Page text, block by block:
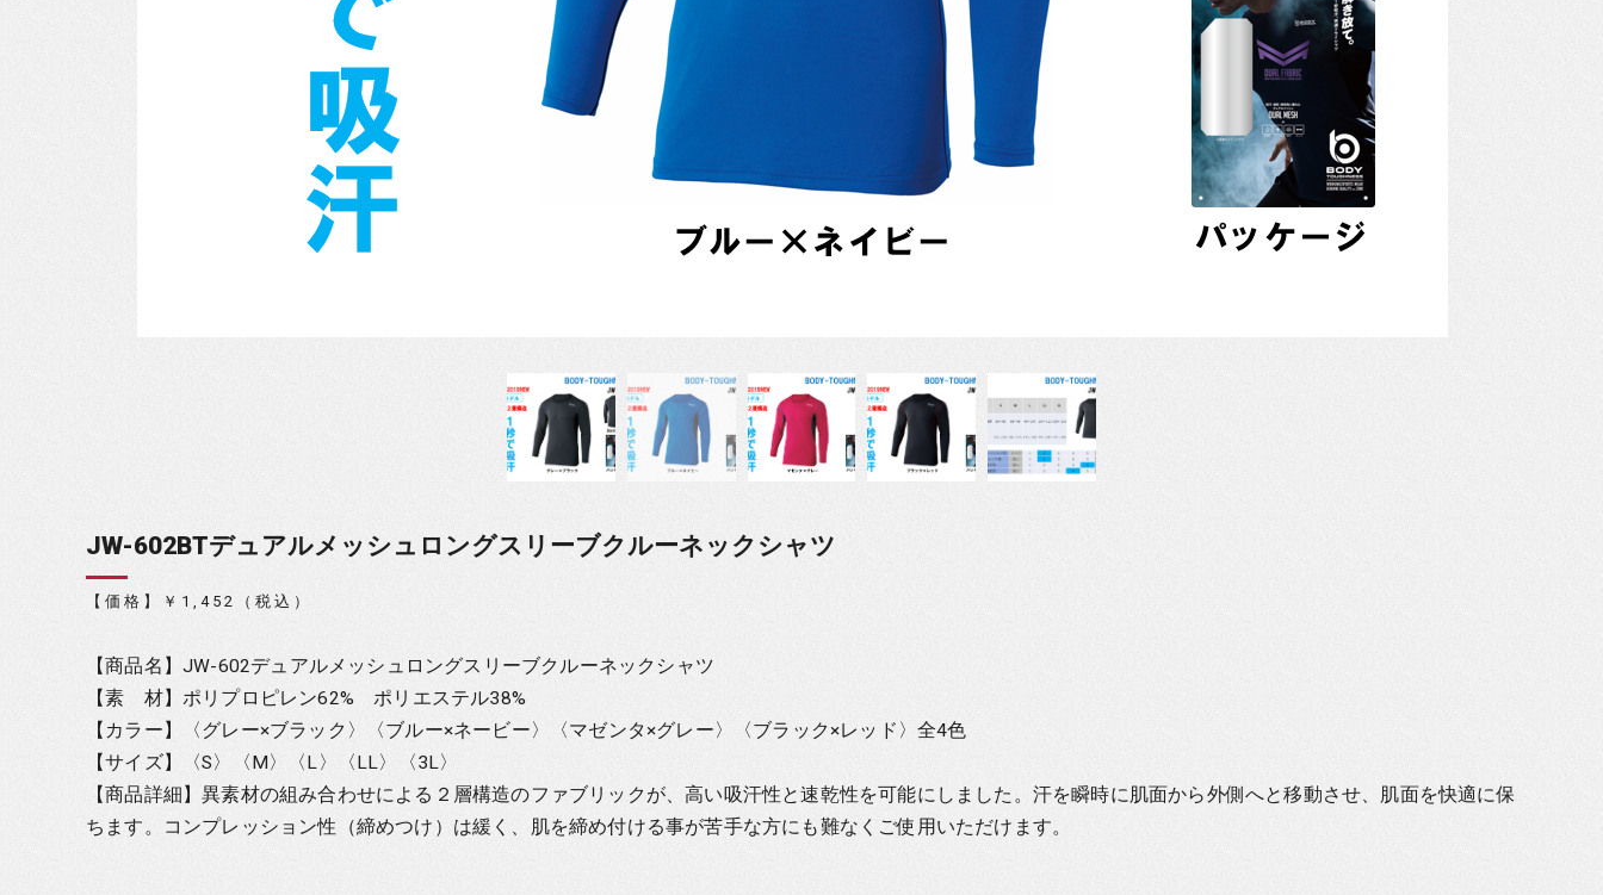
JW-602BTデュアルメッシュロングスリーブクルーネックシャツ
【価格】￥1,452（税込）
【商品名】JW-602デュアルメッシュロングスリーブクルーネックシャツ
【素 材】ポリプロピレン62% ポリエステル38%
【カラー】〈グレー×ブラック〉〈ブルー×ネービー〉〈マゼンタ×グレー〉〈ブラック×レッド〉全4色
【サイズ】〈S〉〈M〉〈L〉〈LL〉〈3L〉
【商品詳細】異素材の組み合わせによる２層構造のファブリックが、高い吸汗性と速乾性を可能にしました。汗を瞬時に肌面から外側へと移動させ、肌面を快適に保
ちます。コンプレッション性（締めつけ）は緩く、肌を締め付ける事が苦手な方にも難なくご使用いただけます。